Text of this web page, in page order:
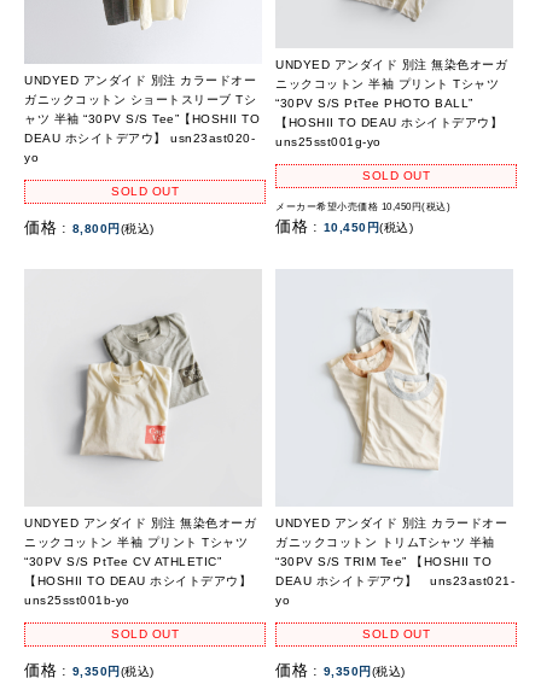
UNDYED アンダイド 別注 カラードオー
ガニックコットン ショートスリーブ Tシ
ャツ 半袖 “30PV S/S Tee”【HOSHII TO
DEAU ホシイトデアウ】 usn23ast020-
yo
SOLD OUT
価格 : 8,800円(税込)
UNDYED アンダイド 別注 無染色オーガ
ニックコットン 半袖 プリント Tシャツ
“30PV S/S PtTee PHOTO BALL”
【HOSHII TO DEAU ホシイトデアウ】
uns25sst001g-yo
SOLD OUT
メーカー希望小売価格 10,450円(税込)
価格 : 10,450円(税込)
UNDYED アンダイド 別注 無染色オーガ
ニックコットン 半袖 プリント Tシャツ
“30PV S/S PtTee CV ATHLETIC”
【HOSHII TO DEAU ホシイトデアウ】
uns25sst001b-yo
SOLD OUT
価格 : 9,350円(税込)
UNDYED アンダイド 別注 カラードオー
ガニックコットン トリムTシャツ 半袖
“30PV S/S TRIM Tee” 【HOSHII TO
DEAU ホシイトデアウ】 uns23ast021-
yo
SOLD OUT
価格 : 9,350円(税込)